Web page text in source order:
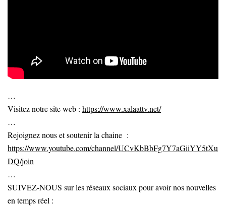
…
Visitez notre site web : https://www.xalaattv.net/
…
Rejoignez nous et soutenir la chaine :
https://www.youtube.com/channel/UCvKbBbFg7Y7aGiiYY5tXu
DQ/join
…
SUIVEZ-NOUS sur les réseaux sociaux pour avoir nos nouvelles
en temps réel :